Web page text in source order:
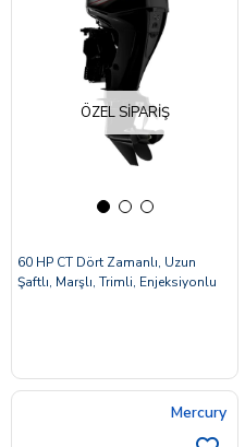
ÖZEL SIPARIŞ
60 HP CT Dört Zamanlı, Uzun
Şaftlı, Marşlı, Trimli, Enjeksiyonlu
Mercury